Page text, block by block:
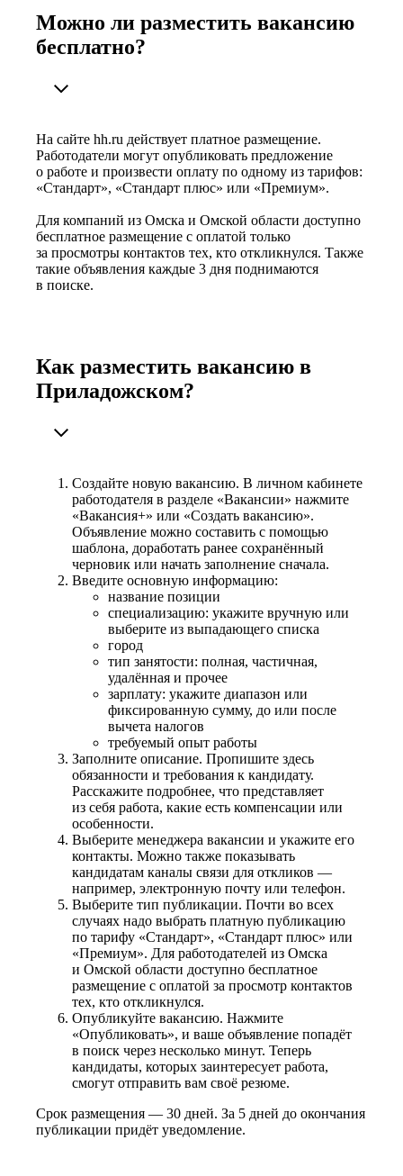
Можно ли разместить вакансию
бесплатно?
На сайте hh.ru действует платное размещение.
Работодатели могут опубликовать предложение
о работе и произвести оплату по одному из тарифов:
«Стандарт», «Стандарт плюс» или «Премиум».
Для компаний из Омска и Омской области доступно
бесплатное размещение с оплатой только
за просмотры контактов тех, кто откликнулся. Также
такие объявления каждые 3 дня поднимаются
в поиске.
Как разместить вакансию в
Приладожском?
Создайте новую вакансию. В личном кабинете
работодателя в разделе «Вакансии» нажмите
«Вакансия+» или «Создать вакансию».
Объявление можно составить с помощью
шаблона, доработать ранее сохранённый
черновик или начать заполнение сначала.
Введите основную информацию:
название позиции
специализацию: укажите вручную или
выберите из выпадающего списка
город
тип занятости: полная, частичная,
удалённая и прочее
зарплату: укажите диапазон или
фиксированную сумму, до или после
вычета налогов
требуемый опыт работы
Заполните описание. Пропишите здесь
обязанности и требования к кандидату.
Расскажите подробнее, что представляет
из себя работа, какие есть компенсации или
особенности.
Выберите менеджера вакансии и укажите его
контакты. Можно также показывать
кандидатам каналы связи для откликов —
например, электронную почту или телефон.
Выберите тип публикации. Почти во всех
случаях надо выбрать платную публикацию
по тарифу «Стандарт», «Стандарт плюс» или
«Премиум». Для работодателей из Омска
и Омской области доступно бесплатное
размещение с оплатой за просмотр контактов
тех, кто откликнулся.
Опубликуйте вакансию. Нажмите
«Опубликовать», и ваше объявление попадёт
в поиск через несколько минут. Теперь
кандидаты, которых заинтересует работа,
смогут отправить вам своё резюме.
Срок размещения — 30 дней. За 5 дней до окончания
публикации придёт уведомление.